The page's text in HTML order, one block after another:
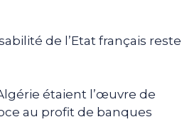
de l’Etat français reste
étaient l’œuvre de
au profit de banques